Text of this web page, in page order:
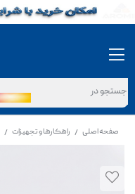
صفحه اصلی / راهکارها و تجهیزات /